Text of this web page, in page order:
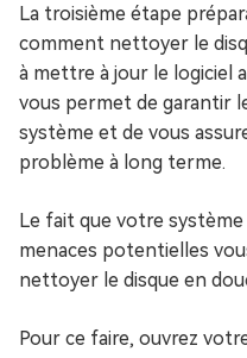
La troisième étape
comment nettoyer le
à mettre à jour le logiciel
vous permet de garantir
système et de vous
problème à long terme.
Le fait que votre
menaces potentielles
nettoyer le disque en
Pour ce faire, ouvrez